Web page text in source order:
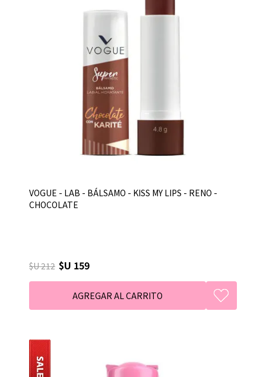
VOGUE - LAB - BÁLSAMO - KISS MY LIPS - RENO -
CHOCOLATE
$U 212 $U 159